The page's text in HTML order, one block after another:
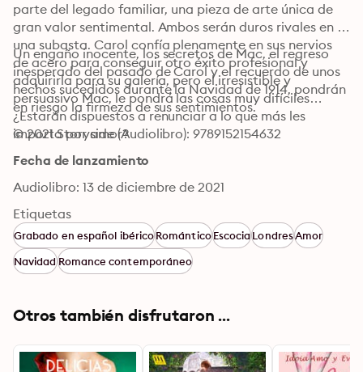
parte del legado familiar, una pieza de arte única de
gran valor sentimental. Ambos serán duros rivales en
una subasta. Carol confía plenamente en sus nervios
de acero para conseguir otro éxito profesional y
adquirirla para su galería, pero el irresistible y
persuasivo Mac, le pondrá las cosas muy difíciles…
¿Estarán dispuestos a renunciar a lo que más les
importa por amor?
Un engaño inocente, los secretos de Mac, el regreso
inesperado del pasado de Carol y el recuerdo de unos
hechos sucedidos durante la Navidad de 1914, pondrán
en riesgo la firmeza de sus sentimientos.
© 2021 Storyside (Audiolibro): 9789152154632
Fecha de lanzamiento
Audiolibro: 13 de diciembre de 2021
Etiquetas
Grabado en español ibéricoRománticoEscociaLondresAmor
NavidadRomance contemporáneo
Otros también disfrutaron ...